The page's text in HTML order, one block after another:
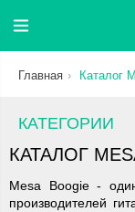
Главная Каталог
КАТЕГОРИИ
КАТАЛОГ
Mesa Boogie -
производителей